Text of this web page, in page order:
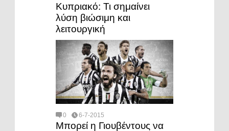
Κυπριακό: Τι σημαίνει
λύση βιώσιμη και
λειτουργική
0 6-7-2015
Μπορεί η Γιουβέντους να